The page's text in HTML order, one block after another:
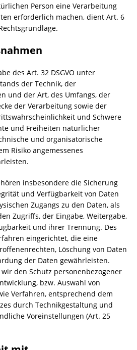
Person eine Verarbeitung
erforderlich machen, dient Art. 6
des Art. 32 DSGVO unter
der Technik, der
und der Art, des Umfangs, der
der Verarbeitung sowie der
und Schwere
und Freiheiten natürlicher
und organisatorische
Risiko angemessenes
insbesondere die Sicherung
und Verfügbarkeit von Daten
Zugangs zu den Daten, als
Zugriffs, der Eingabe, Weitergabe,
und ihrer Trennung. Des
eingerichtet, die eine
Löschung von Daten
der Daten gewährleisten.
den Schutz personenbezogener
bzw. Auswahl von
Verfahren, entsprechend dem
durch Technikgestaltung und
Voreinstellungen (Art. 25